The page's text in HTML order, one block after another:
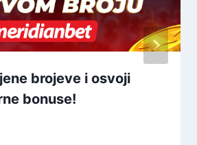
brojeve i osvoji
bonuse!